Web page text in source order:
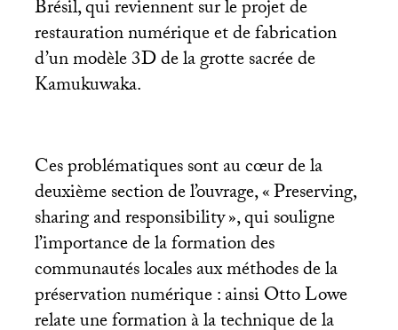
Brésil, qui reviennent sur le projet de
restauration numérique et de fabrication
d’un modèle 3D de la grotte sacrée de
Kamukuwaka.
Ces problématiques sont au cœur de la
deuxième section de l’ouvrage, «Preserving,
sharing and responsibility», qui souligne
l’importance de la formation des
communautés locales aux méthodes de la
préservation numérique : ainsi Otto Lowe
relate une formation à la technique de la